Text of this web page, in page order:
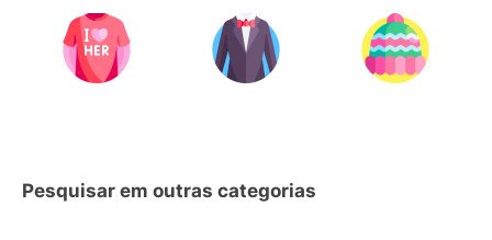
Pesquisar em outras categorias